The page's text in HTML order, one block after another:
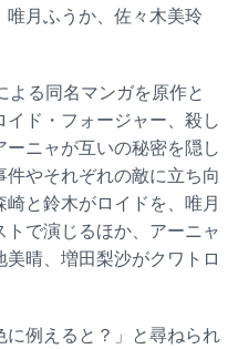
月ふうか、佐々木美玲
よる同名マンガを原作と
ド・フォージャー、殺し
ニャが互いの秘密を隠し
やそれぞれの敵に立ち向
と鈴木がロイドを、唯月
で演じるほか、アーニャ
晴、増田梨沙がクワトロ
例えると？」と尋ねられ